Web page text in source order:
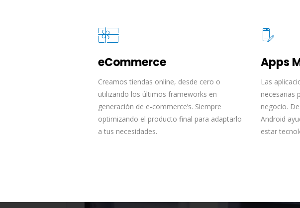
eCommerce
Creamos tiendas online, desde cero o
utilizando los últimos frameworks en
generación de e-commerce’s. Siempre
optimizando el producto final para adaptarlo
a tus necesidades.
Apps
Las
necesarias
negocio.
Android
estar